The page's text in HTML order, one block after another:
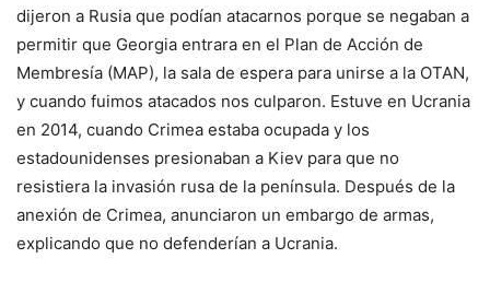
dijeron a Rusia que podían atacarnos porque se negaban a
permitir que Georgia entrara en el Plan de Acción de
Membresía (MAP), la sala de espera para unirse a la OTAN,
y cuando fuimos atacados nos culparon. Estuve en Ucrania
en 2014, cuando Crimea estaba ocupada y los
estadounidenses presionaban a Kiev para que no
resistiera la invasión rusa de la península. Después de la
anexión de Crimea, anunciaron un embargo de armas,
explicando que no defenderían a Ucrania.